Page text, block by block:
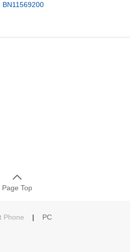
BN11569200
Page Top
Phone | PC